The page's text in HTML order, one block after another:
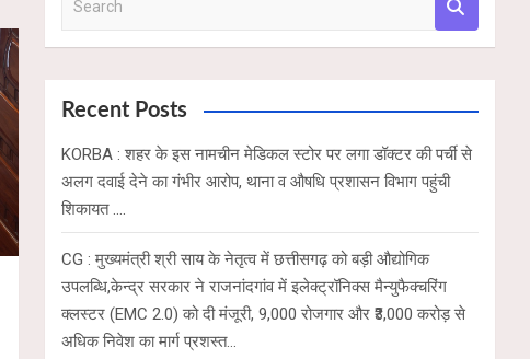
a
cRecent Posts
KORBA : शहर के इस नामचीन मेडिकल स्टोर पर लगा डॉक्टर की पर्ची से
अलग दवाई देने का गंभीर आरोप, थाना व औषधि प्रशासन विभाग पहुंची
शिकायत ….
CG : मुख्यमंत्री श्री साय के नेतृत्व में छत्तीसगढ़ को बड़ी औद्योगिक
उपलब्धि,केन्द्र सरकार ने राजनांदगांव में इलेक्ट्रॉनिक्स मैन्युफैक्चरिंग
क्लस्टर (EMC 2.0) को दी मंजूरी, 9,000 रोजगार और ₹3,000 करोड़ से
अधिक निवेश का मार्ग प्रशस्त…